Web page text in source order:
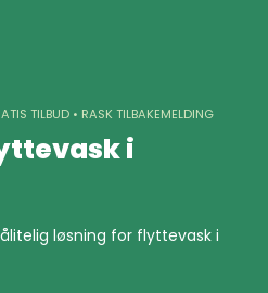
TILBUD • RASK TILBAKEMELDING
i
løsning for flyttevask i